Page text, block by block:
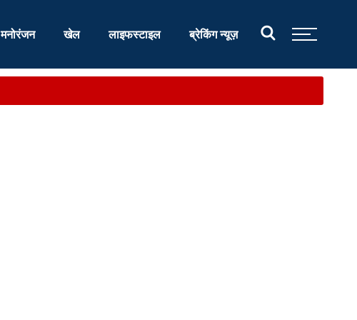
मनोरंजन खेल लाइफस्टाइल ब्रेकिंग न्यूज़